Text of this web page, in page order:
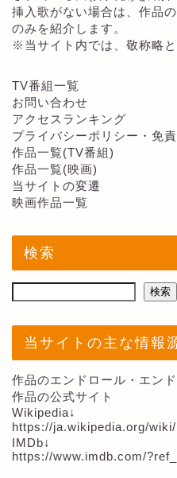
挿入歌がない場合は、作品
のみを紹介します。
※当サイト内では、敬称略と
TV番組一覧
お問い合わせ
アクセスランキング
プライバシーポリシー・免
作品一覧(TV番組)
作品一覧(映画)
当サイトの変遷
映画作品一覧
検索
検索
当サイトの主な情報
作品のエンドロール・エン
作品の公式サイト
Wikipedia↓
https://ja.wikipedia.org/wiki/
IMDb↓
https://www.imdb.com/